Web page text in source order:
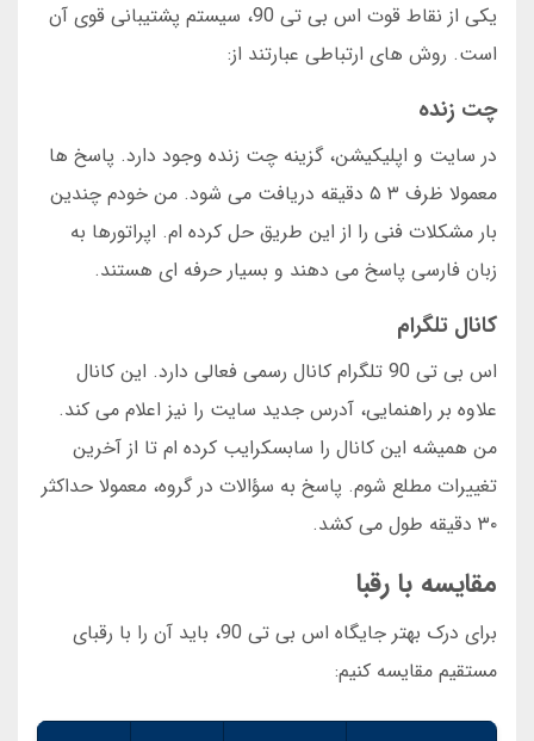
یکی از نقاط قوت اس بی تی 90، سیستم پشتیبانی قوی آن
است. روش های ارتباطی عبارتند از:
چت زنده
در سایت و اپلیکیشن، گزینه چت زنده وجود دارد. پاسخ ها
معمولا ظرف ۳ ۵ دقیقه دریافت می شود. من خودم چندین
بار مشکلات فنی را از این طریق حل کرده ام. اپراتورها به
زبان فارسی پاسخ می دهند و بسیار حرفه ای هستند.
کانال تلگرام
اس بی تی 90 تلگرام کانال رسمی فعالی دارد. این کانال
علاوه بر راهنمایی، آدرس جدید سایت را نیز اعلام می کند.
من همیشه این کانال را سابسکرایب کرده ام تا از آخرین
تغییرات مطلع شوم. پاسخ به سؤالات در گروه، معمولا حداکثر
۳۰ دقیقه طول می کشد.
مقایسه با رقبا
برای درک بهتر جایگاه اس بی تی 90، باید آن را با رقبای
مستقیم مقایسه کنیم: